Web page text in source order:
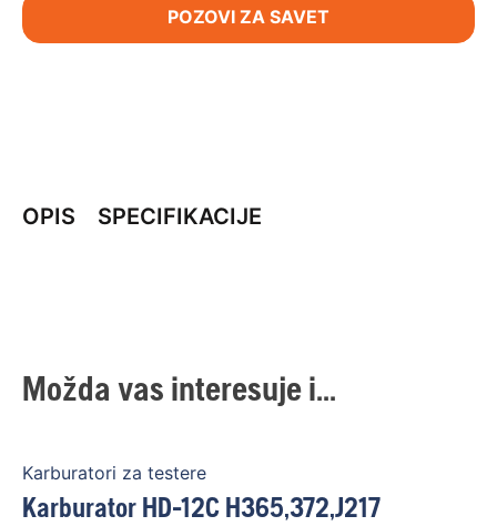
POZOVI ZA SAVET
OPIS SPECIFIKACIJE
Možda vas interesuje i...
Karburatori za testere
Karburator HD-12C H365,372,J217